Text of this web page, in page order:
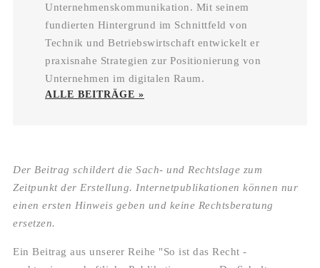
Unternehmenskommunikation. Mit seinem
fundierten Hintergrund im Schnittfeld von
Technik und Betriebswirtschaft entwickelt er
praxisnahe Strategien zur Positionierung von
Unternehmen im digitalen Raum.
ALLE BEITRÄGE »
Der Beitrag schildert die Sach- und Rechtslage zum
Zeitpunkt der Erstellung. Internetpublikationen können nur
einen ersten Hinweis geben und keine Rechtsberatung
ersetzen.
Ein Beitrag aus unserer Reihe "So ist das Recht -